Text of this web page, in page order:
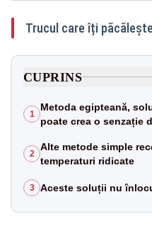
Trucul care îți
CUPRINS
1
Metoda egipteană,
poate crea o senzație
2
Alte metode simple
temperaturi ridicate
3 Aceste soluții nu